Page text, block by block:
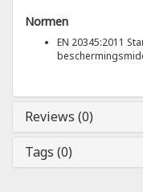
Normen
EN 20345:2011
Reviews (0)
Tags (0)